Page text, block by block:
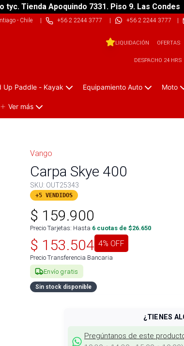
tyc. Tienda Apoquindo 7331. Piso 9. Las Condes
- Chile| +56 2 2244 3777 | +56 2 2244 3777 |
LIQUIDACIÓN OFERTAS
DESPACHO 24 HRS
Up Paddle - Kayak Equipamiento Auto Moto
Ver más
Vango
Carpa Skye 400
SKU: OUT25343
+5 VENDIDOS
$ 159.900
Precio Tarjetas: Hasta 6 cuotas de $26.650
$ 153.504 4% OFF
Precio Transferencia Bancaria
Envío gratis
Sin stock disponible
¿TIENES
Pregúntanos de este